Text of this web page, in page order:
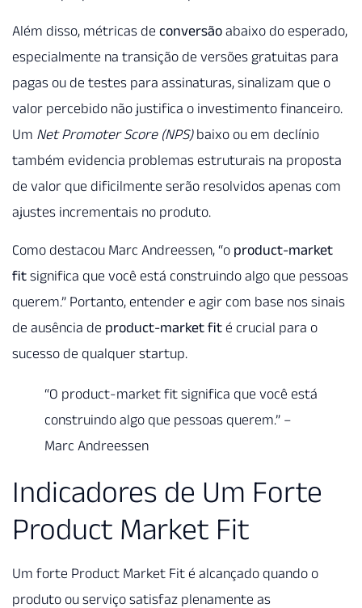
Além disso, métricas de conversão abaixo do esperado,
especialmente na transição de versões gratuitas para
pagas ou de testes para assinaturas, sinalizam que o
valor percebido não justifica o investimento financeiro.
Um Net Promoter Score (NPS)baixo ou em declínio
também evidencia problemas estruturais na proposta
de valor que dificilmente serão resolvidos apenas com
ajustes incrementais no produto.
Como destacou Marc Andreessen, “o product-market
fit significa que você está construindo algo que pessoas
querem.” Portanto, entender e agir com base nos sinais
de ausência de product-market fit é crucial para o
sucesso de qualquer startup.
“O product-market fit significa que você está
construindo algo que pessoas querem.” –
Marc Andreessen
Indicadores de Um Forte
Product Market Fit
Um forte Product Market Fit é alcançado quando o
produto ou serviço satisfaz plenamente as